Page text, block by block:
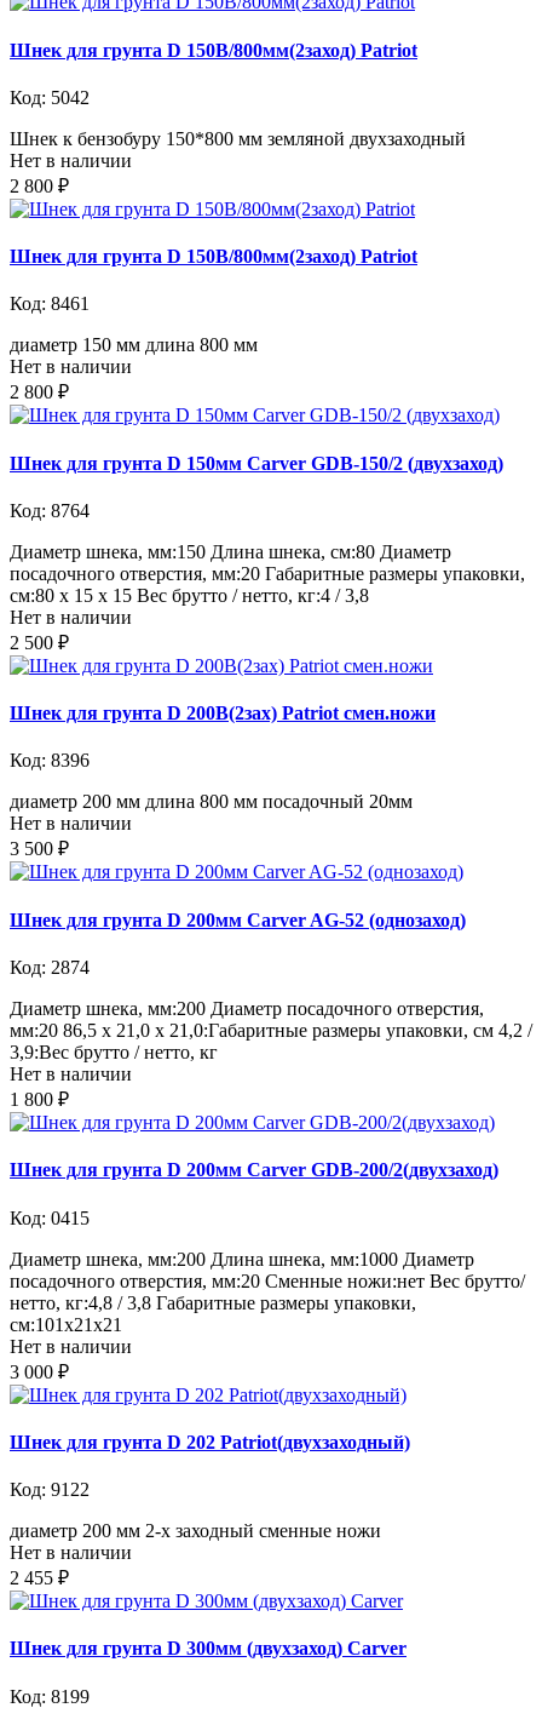
Шнек для грунта D 150B/800мм(2заход) Patriot
Код: 5042
Шнек к бензобуру 150*800 мм земляной двухзаходный
Нет в наличии
2 800 ₽
Шнек для грунта D 150В/800мм(2заход) Patriot
Код: 8461
диаметр 150 мм длина 800 мм
Нет в наличии
2 800 ₽
Шнек для грунта D 150мм Carver GDB-150/2 (двухзаход)
Код: 8764
Диаметр шнека, мм:150 Длина шнека, см:80 Диаметр
посадочного отверстия, мм:20 Габаритные размеры упаковки,
см:80 х 15 х 15 Вес брутто / нетто, кг:4 / 3,8
Нет в наличии
2 500 ₽
Шнек для грунта D 200В(2зах) Patriot смен.ножи
Код: 8396
диаметр 200 мм длина 800 мм посадочный 20мм
Нет в наличии
3 500 ₽
Шнек для грунта D 200мм Carver AG-52 (однозаход)
Код: 2874
Диаметр шнека, мм:200 Диаметр посадочного отверстия,
мм:20 86,5 х 21,0 х 21,0:Габаритные размеры упаковки, см 4,2 /
3,9:Вес брутто / нетто, кг
Нет в наличии
1 800 ₽
Шнек для грунта D 200мм Carver GDB-200/2(двухзаход)
Код: 0415
Диаметр шнека, мм:200 Длина шнека, мм:1000 Диаметр
посадочного отверстия, мм:20 Сменные ножи:нет Вес брутто/
нетто, кг:4,8 / 3,8 Габаритные размеры упаковки,
см:101х21х21
Нет в наличии
3 000 ₽
Шнек для грунта D 202 Patriot(двухзаходный)
Код: 9122
диаметр 200 мм 2-х заходный сменные ножи
Нет в наличии
2 455 ₽
Шнек для грунта D 300мм (двухзаход) Carver
Код: 8199